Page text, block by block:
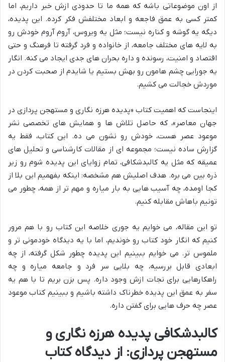
از اون موضوعاتی باشه که همه ما تا حدودی ازش خبر داریم، اما
کمتر کسی به عمق فاجعه و ابعاد مختلفش فکر کرده. این پدیده،
دیگه یه گوشه و کناره نیست؛ مثل یه ویروس، آروم آروم خودش رو
به لایه های مختلف جامعه، از خانواده و فرد گرفته تا فرهنگ و حتی
اقتصاد و امنیت، رسونده و داره بحران های جدی ایجاد می کنه. انگار
یه جورایی چشم هامون رو بهش بستیم یا شایدم از صحبت کردن در
موردش خجالت می کشیم.
اینجاست که اهمیت کتاب «پدیده هرزه نگاری و مستهجن پردازی در
جهان معاصر»، که حاصل تلاش ها و همایش های تخصصی نشر
موعود عصر هست، خودش رو نشون می ده. این کتاب، فقط یه
گزارش ساده نیست؛ مجموعه ای از مقالات کارشناسی و تحلیل های
عمیقه که مثل یه کالبدشکافی، تمام زوایای این پدیده شوم رو زیر
ذره بین می بره. هدف اصلیش هم مشخصه: اینکه بفهمیم این بلا از
کجا اومده، چه آسیب هایی به بار میاره و مهم تر از همه، چطور می
تونیم باهاش مقابله کنیم.
تو این مقاله، می خوایم یه جوری خلاصه این کتاب رو با هم مرور
کنیم که انگار خود کتاب رو خوندیم، اما با یه دیدگاه خودمونی تر و
ملموس تر. می خوایم ببینیم این پدیده چطور شکل گرفته، از چه
ابعادی قابل بررسیه، چه بلایی سر فرد و جامعه میاره و چه
راهکارهایی برای نجات ازش وجود داره. پس بزن بریم تا با هم یه
سفر به عمق این پدیده خطرناک داشته باشیم و ببینیم کتاب موعود
عصر چه حرف هایی برای گفتن داره.
کالبدشکافی پدیده هرزه نگاری و
مستهجن پردازی: از دیدگاه کتاب